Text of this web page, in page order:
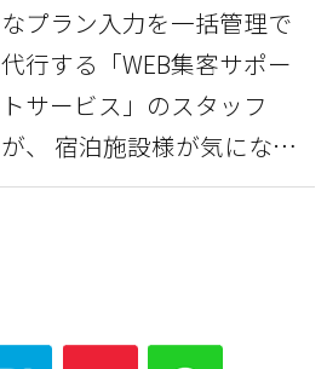
なプラン入力を一括管理で
代行する「WEB集客サポー
トサービス」のスタッフ
が、 宿泊施設様が気になっ
ている情報や豆知識...